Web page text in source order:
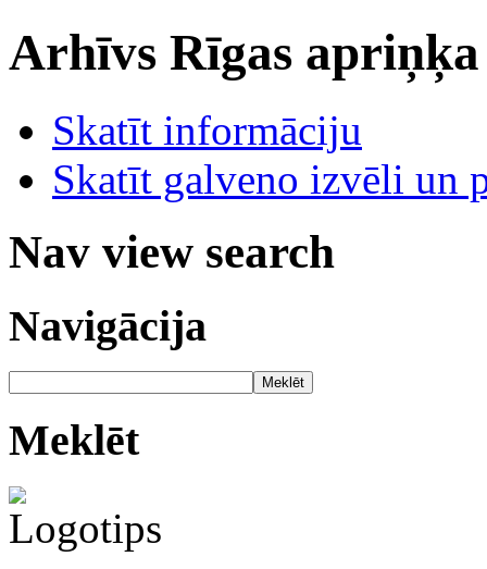
Arhīvs Rīgas
Skatīt informāciju
Skatīt galveno izvēli un
Nav view search
Navigācija
Meklēt
Meklēt